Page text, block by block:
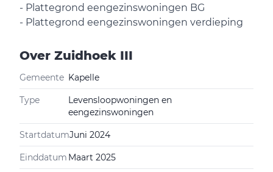
- Plattegrond eengezinswoningen BG
- Plattegrond eengezinswoningen verdieping
Over Zuidhoek III
Gemeente Kapelle
Type
Levensloopwoningen en
eengezinswoningen
StartdatumJuni 2024
Einddatum Maart 2025